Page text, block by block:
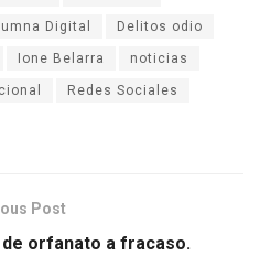
Digital Delitos odio
Ione Belarra noticias
Redes Sociales
Post
orfanato a fracaso.